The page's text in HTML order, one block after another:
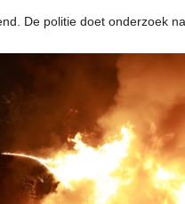
De politie doet onderzoek